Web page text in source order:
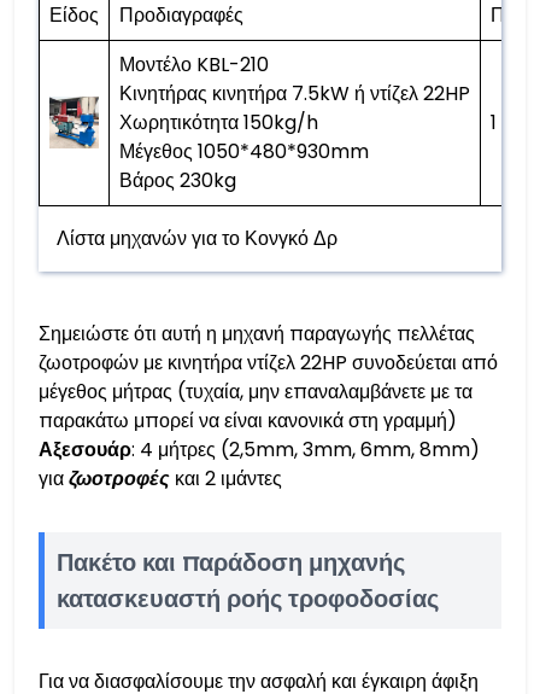
Είδος Προδιαγραφές
Μοντέλο KBL-210
Κινητήρας κινητήρα 7.5kW ή ντίζελ 22HP
Χωρητικότητα 150kg/h
Μέγεθος 1050*480*930mm
Βάρος 230kg
1
Λίστα μηχανών για το Κονγκό Δρ
Σημειώστε ότι αυτή η μηχανή παραγωγής πελλέτας
ζωοτροφών με κινητήρα ντίζελ 22HP συνοδεύεται από
μέγεθος μήτρας (τυχαία, μην επαναλαμβάνετε με τα
παρακάτω μπορεί να είναι κανονικά στη γραμμή)
Αξεσουάρ: 4 μήτρες (2,5mm, 3mm, 6mm, 8mm)
γιαζωοτροφές και 2 ιμάντες
Πακέτο και παράδοση μηχανής
κατασκευαστή ροής τροφοδοσίας
Για να διασφαλίσουμε την ασφαλή και έγκαιρη άφιξη